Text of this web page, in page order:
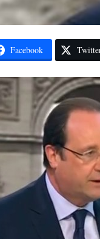
Facebook